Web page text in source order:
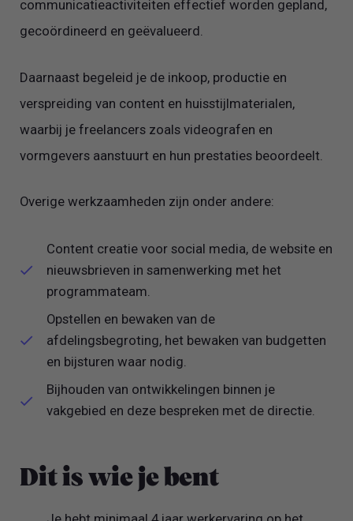
communicatieactiviteiten effectief worden gepland,
gecoördineerd en geëvalueerd.
Daarnaast begeleid je de inkoop, productie en
verspreiding van content en huisstijlmaterialen,
waarbij je freelancers zoals videografen en
vormgevers aanstuurt en hun prestaties beoordeelt.
Overige werkzaamheden zijn onder andere:
Content creatie voor social media, de website en
nieuwsbrieven in samenwerking met het
programmateam.
Opstellen en bewaken van de
afdelingsbegroting, het bewaken van budgetten
en bijsturen waar nodig.
Bijhouden van ontwikkelingen binnen je
vakgebied en deze bespreken met de directie.
Dit is wie je bent